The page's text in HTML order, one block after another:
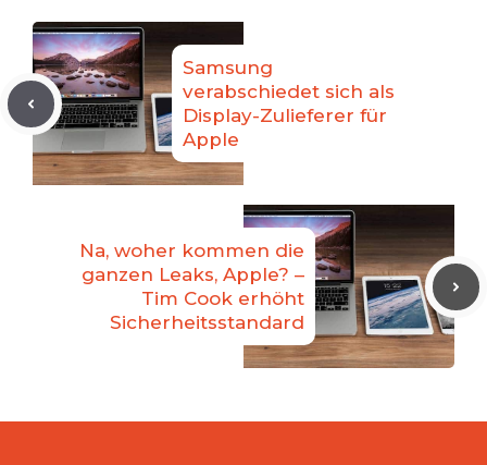
Samsung
verabschiedet sich als
Display-Zulieferer für
Apple
Na, woher kommen die
ganzen Leaks, Apple? –
Tim Cook erhöht
Sicherheitsstandard